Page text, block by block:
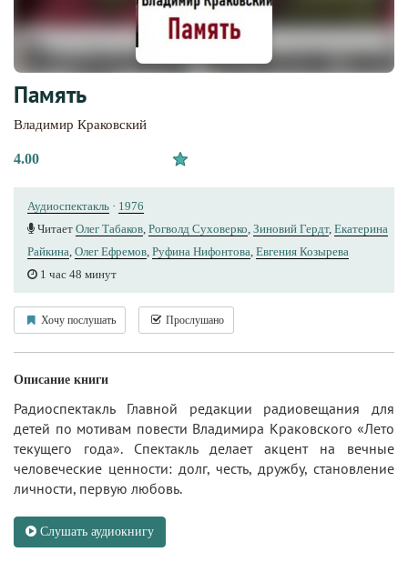
Память
Владимир Краковский
4.00
Аудиоспектакль · 1976
Читает Олег Табаков, Рогволд Суховерко, Зиновий Гердт, Екатерина
Райкина, Олег Ефремов, Руфина Нифонтова, Евгения Козырева
1 час 48 минут
Хочу послушать Прослушано
Описание книги
Радиоспектакль Главной редакции радиовещания для
детей по мотивам повести Владимира Краковского «Лето
текущего года». Спектакль делает акцент на вечные
человеческие ценности: долг, честь, дружбу, становление
личности, первую любовь.
Слушать аудиокнигу